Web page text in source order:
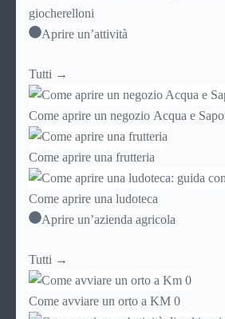
giocherelloni
Aprire un’attività
Tutti →
Come aprire un negozio Acqua e
Come aprire una frutteria
Come aprire una ludoteca
Aprire un’azienda agricola
Tutti →
Come avviare un orto a KM 0